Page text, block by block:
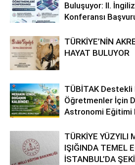
Buluşuyor: II.
Konferansı
TÜRKİYE’NİN
HAYAT BULUYOR
TÜBİTAK Destekli
Öğretmenler İçin
Astronomi Eğitimi
TÜRKİYE YÜZYILI
IŞIĞINDA TEMEL
İSTANBUL’DA